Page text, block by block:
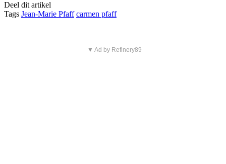
Deel dit artikel
Tags Jean-Marie Pfaff carmen pfaff
▼ Ad by Refinery89